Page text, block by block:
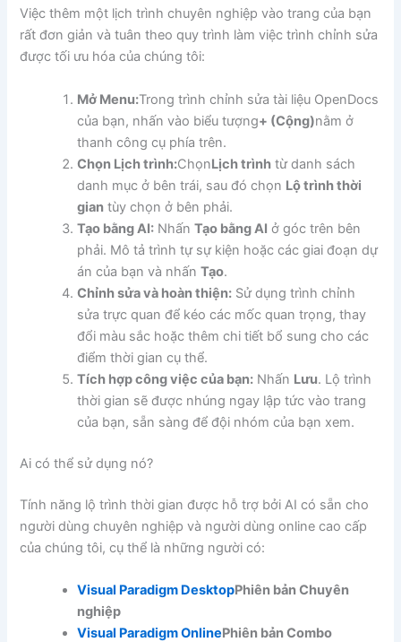
Việc thêm một lịch trình chuyên nghiệp vào trang của bạn
rất đơn giản và tuân theo quy trình làm việc trình chỉnh sửa
được tối ưu hóa của chúng tôi:
Mở Menu:Trong trình chỉnh sửa tài liệu OpenDocs
của bạn, nhấn vào biểu tượng+ (Cộng)nằm ở
thanh công cụ phía trên.
Chọn Lịch trình:ChọnLịch trình từ danh sách
danh mục ở bên trái, sau đó chọn Lộ trình thời
gian tùy chọn ở bên phải.
Tạo bằng AI: NhấnTạo bằng AI ở góc trên bên
phải. Mô tả trình tự sự kiện hoặc các giai đoạn dự
án của bạn và nhấnTạo.
Chỉnh sửa và hoàn thiện: Sử dụng trình chỉnh
sửa trực quan để kéo các mốc quan trọng, thay
đổi màu sắc hoặc thêm chi tiết bổ sung cho các
điểm thời gian cụ thể.
Tích hợp công việc của bạn: Nhấn Lưu. Lộ trình
thời gian sẽ được nhúng ngay lập tức vào trang
của bạn, sẵn sàng để đội nhóm của bạn xem.
Ai có thể sử dụng nó?
Tính năng lộ trình thời gian được hỗ trợ bởi AI có sẵn cho
người dùng chuyên nghiệp và người dùng online cao cấp
của chúng tôi, cụ thể là những người có:
Visual Paradigm DesktopPhiên bản Chuyên
nghiệp
Visual Paradigm OnlinePhiên bản Combo